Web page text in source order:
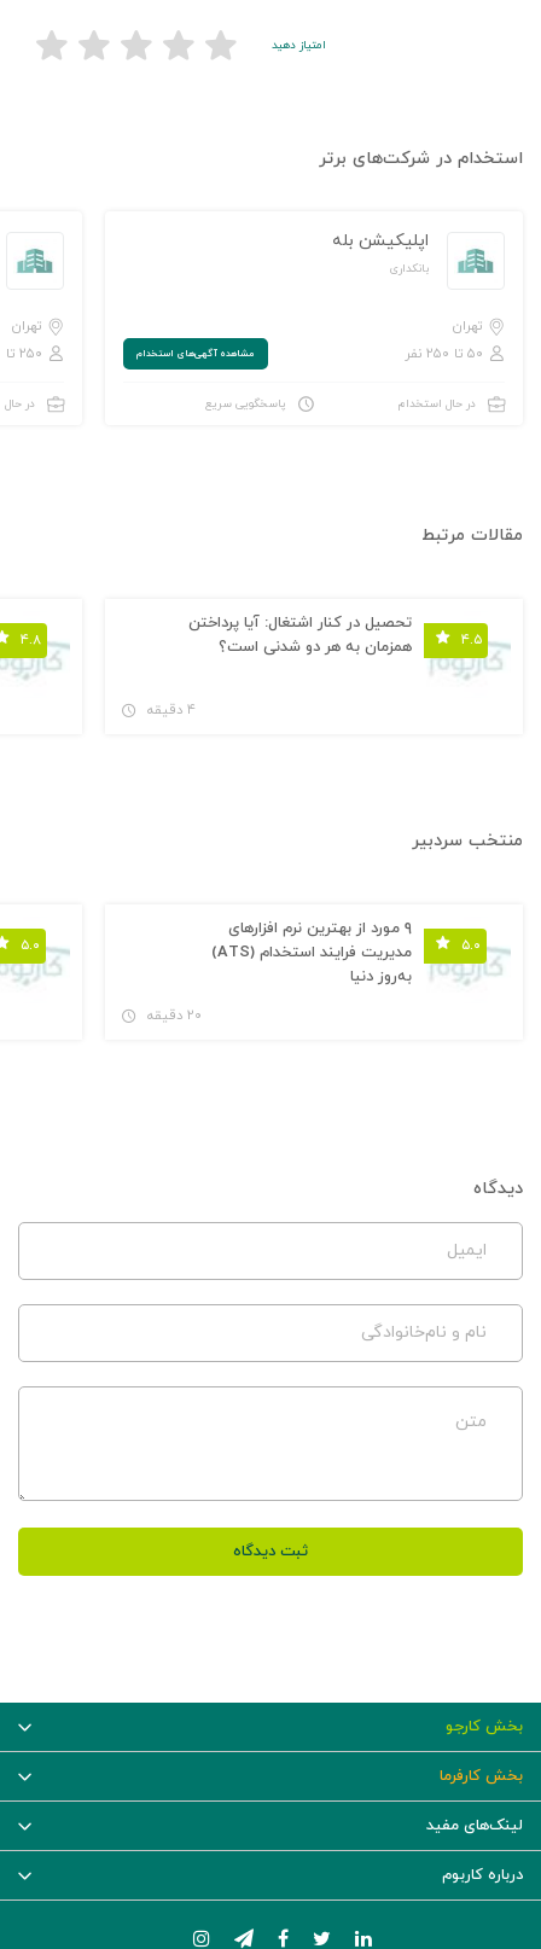
امتیاز دهید
استخدام در شرکت‌های برتر
اپلیکیشن بله
بانکداری
تهران
۵۰ تا ۲۵۰ نفر
مشاهده‌ آگهی‌های استخدام
در حال استخدام پاسخگویی سریع
تهران
۲۵۰ تا ۱,۰۰۰ نفر
در
مقالات مرتبط
۴.۵
تحصیل در کنار اشتغال: آیا پرداختن
همزمان به هر دو شدنی است؟
۴ دقیقه
۴.۸
منتخب سردبیر
۵.۰
۹ مورد از بهترین نرم افزارهای
مدیریت فرایند استخدام (ATS)
به‌روز دنیا
۲۰ دقیقه
۵.۰
دیدگاه
ایمیل
نام و نام‌خانوادگی
متن
ثبت دیدگاه
بخش کارجو
بخش کارفرما
لینک‌های مفید
درباره کاربوم